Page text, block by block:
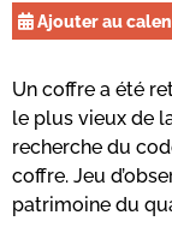
Ajouter au
Un coffre a été
le plus vieux de
recherche du
coffre. Jeu
patrimoine du